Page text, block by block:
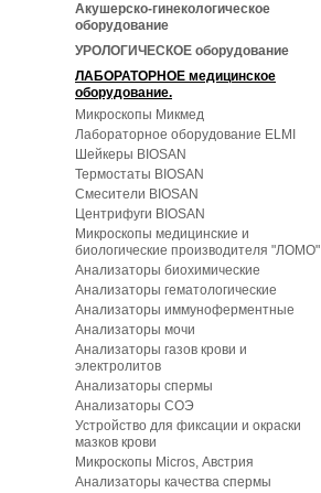
Акушерско-гинекологическое
оборудование
УРОЛОГИЧЕСКОЕ оборудование
ЛАБОРАТОРНОЕ медицинское
оборудование.
Микроскопы Микмед
Лабораторное оборудование ELMI
Шейкеры BIOSAN
Термостаты BIOSAN
Смесители BIOSAN
Центрифуги BIOSAN
Микроскопы медицинские и
биологические производителя "ЛОМО"
Анализаторы биохимические
Анализаторы гематологические
Анализаторы иммуноферментные
Анализаторы мочи
Анализаторы газов крови и
электролитов
Анализаторы спермы
Анализаторы СОЭ
Устройство для фиксации и окраски
мазков крови
Микроскопы Micros, Австрия
Анализаторы качества спермы